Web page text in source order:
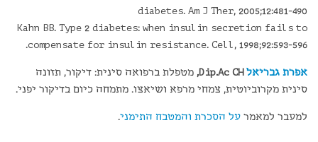
diabetes. Am J Ther, 2005;12:481-490
Kahn BB. Type 2 diabetes: when insulin secretion fails to
compensate for insulin resistance. Cell, 1998;92:593-596.
אפרת גבריאל
מטפלת ברפואה סינית: דיקור, תזונה
סינית מקרוביוטית, צמחי מרפא ושיאצו. מתמחה כיום בדיקור יפני.
למעבר למאמר על הסכרת והמטבח התימני.